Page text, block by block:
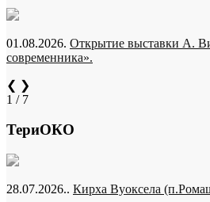
01.08.2026. Открытие выставки А.
современника».
❮ ❯
1 / 7
ТериОКО
28.07.2026.. Кирха Вуоксела